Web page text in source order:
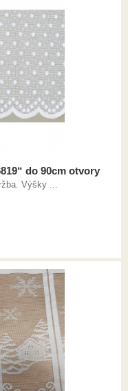
do 90cm otvory
Výšky ...